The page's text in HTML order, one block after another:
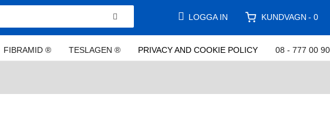
FIBRAMID ® TESLAGEN ® PRIVACY AND COOKIE POLICY 08 - 777 00 90
KUNDVAGN 0
LOGGA IN